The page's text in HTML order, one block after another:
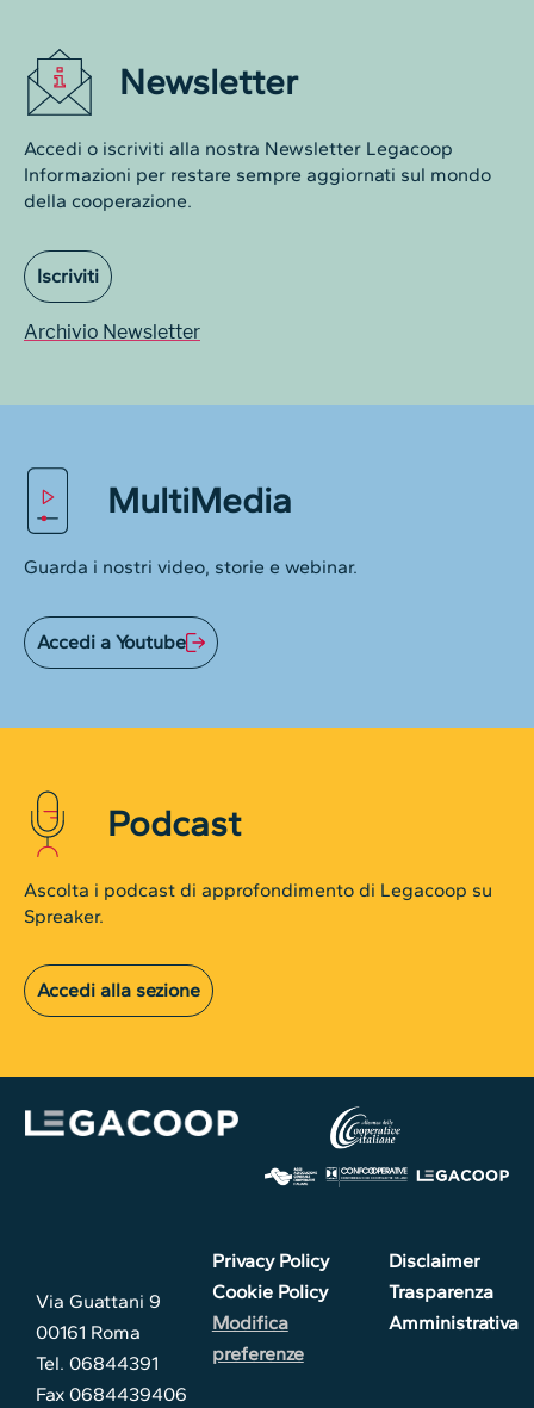
Newsletter
Accedi o iscriviti alla nostra Newsletter Legacoop
Informazioni per restare sempre aggiornati sul mondo
della cooperazione.
Iscriviti
Archivio Newsletter
MultiMedia
Guarda i nostri video, storie e webinar.
Accedi a Youtube
Podcast
Ascolta i podcast di approfondimento di Legacoop su
Spreaker.
Accedi alla sezione
Via Guattani 9
00161 Roma
Tel. 06844391
Fax 0684439406
Privacy Policy
Cookie Policy
Modifica
preferenze
Disclaimer
Trasparenza
Amministrativa